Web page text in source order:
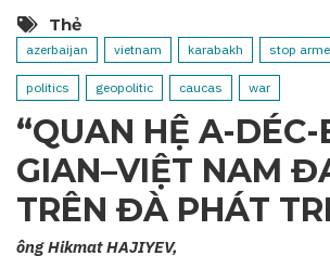
Thẻ
azerbaijan vietnam karabakh stop
politics geopolitic caucas war
“QUAN HỆ A-
GIAN–VIỆT NAM
TRÊN ĐÀ PHÁT
ông Hikmat HAJIYEV,